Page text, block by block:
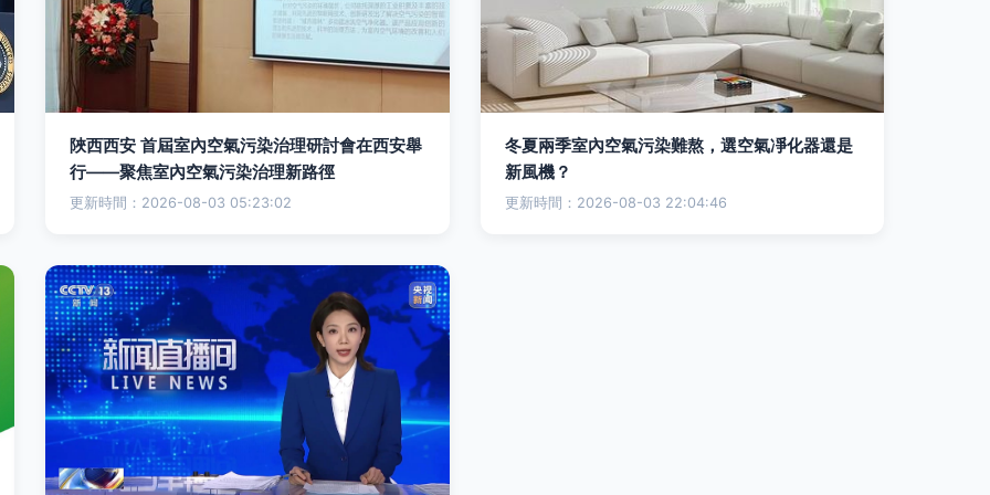
陜西西安 首屆室內空氣污染治理研討會在西安舉
行——聚焦室內空氣污染治理新路徑
更新時間：2026-08-03 05:23:02
冬夏兩季室內空氣污染難熬，選空氣凈化器還是
新風機？
更新時間：2026-08-03 22:04:46